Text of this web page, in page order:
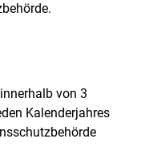
von 3
Kalenderjahres